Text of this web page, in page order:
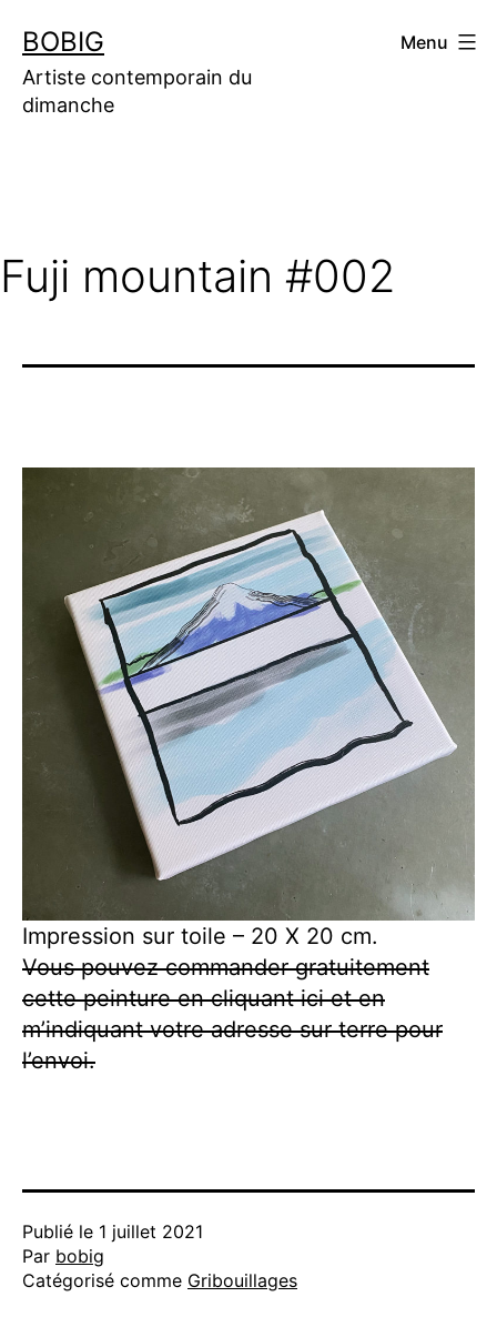
contenu
BOBIG
Artiste contemporain du
dimanche
Menu
Fuji mountain #002
Impression sur toile – 20 X 20 cm.
Vous pouvez commander gratuitement
cette peinture en cliquant ici et en
m’indiquant votre adresse sur terre pour
l’envoi.
Publié le 1 juillet 2021
Par bobig
Catégorisé comme Gribouillages